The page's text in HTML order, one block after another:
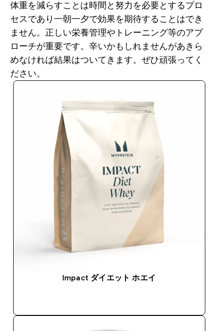
体重を減らすことは時間と努力を必要とするプロ
セスであり一朝一夕で効果を期待することはでき
ません。正しい栄養管理やトレーニング等のアプ
ローチが重要です。辛いかもしれませんがあきら
めなければ結果はついてきます。ぜひ頑張ってく
ださい。
Impact ダイエット ホエイ